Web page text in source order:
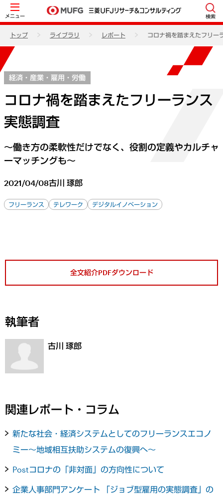
メニュー 検索
トップ ライブラリ レポート コロナ禍を踏まえたフリー
経済・産業・雇用・労働
コロナ禍を踏まえたフリーランス
実態調査
～働き方の柔軟性だけでなく、役割の定義やカルチャ
ーマッチングも～
2021/04/08古川 琢郎
フリーランス テレワーク デジタルイノベーション
全文紹介PDFダウンロード
執筆者
古川 琢郎
関連レポート・コラム
新たな社会・経済システムとしてのフリーランスエコノ
ミー～地域相互扶助システムの復興へ～
Postコロナの「非対面」の方向性について
企業人事部門アンケート 「ジョブ型雇用の実態調査」の